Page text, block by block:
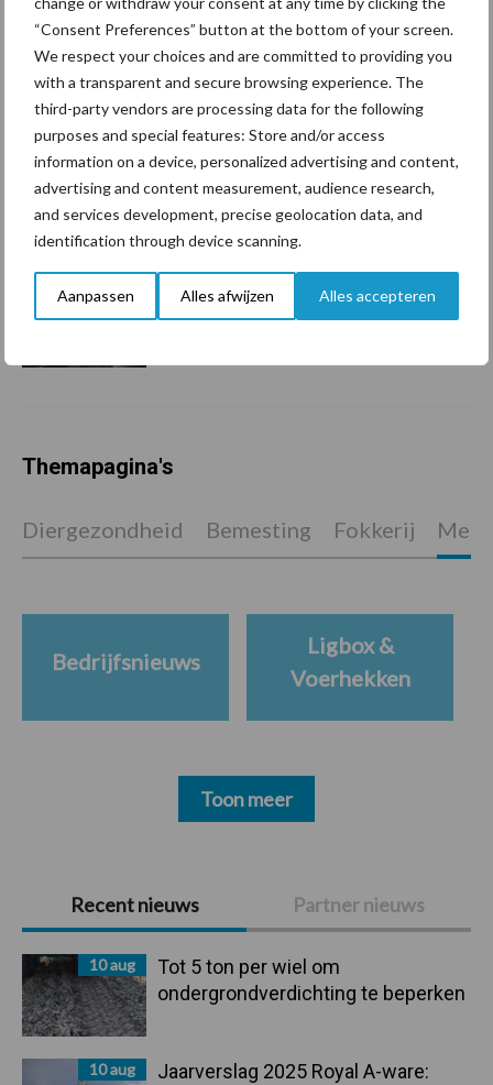
“Consent Preferences” button at the bottom of your screen.
We respect your choices and are committed to providing you
with a transparent and secure browsing experience. The
third-party vendors are processing data for the following
purposes and special features: Store and/or access
information on a device, personalized advertising and content,
advertising and content measurement, audience research,
and services development, precise geolocation data, and
identification through device scanning.
Aanpassen Alles afwijzen Alles accepteren
Primaire
Sidebar
Recent nieuws Partner nieuws
10 aug
Tot 5 ton per wiel om
ondergrondverdichting te beperken
10 aug
Jaarverslag 2025 Royal A-ware:
Tot 5 ton per wiel om
ondergrondverdichting te
beperken
Jaarverslag 2025 Royal A-
ware: omzet groeit,
nettoresultaat daalt
Machines en werktuigen
gewild doelwit criminelen
Themapagina's
Diergezondheid Bemesting Fokkerij
Bedrijfsnieuws
Ligbox &
Voerhekken
Toon meer